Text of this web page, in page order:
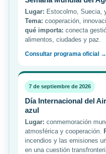
Lugar: Estocolmo, Suecia,
Tema: cooperación,
qué importa: conecta
alimentos, ciudades y paz.
Consultar programa oficial →
7 de septiembre de 2026
Día Internacional del
azul
Lugar: conmemoración
atmosférica y cooperación.
incendios y las emisiones
en una cuestión